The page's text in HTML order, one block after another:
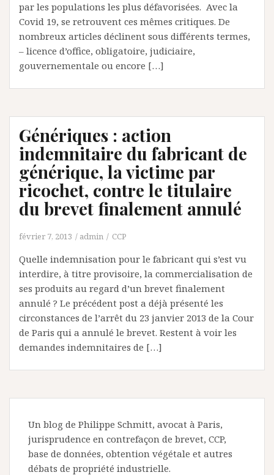
par les populations les plus défavorisées. Avec la
Covid 19, se retrouvent ces mêmes critiques. De
nombreux articles déclinent sous différents termes,
– licence d’office, obligatoire, judiciaire,
gouvernementale ou encore […]
Génériques : action
indemnitaire du fabricant de
générique, la victime par
ricochet, contre le titulaire
du brevet finalement annulé
février 7, 2013 admin CCP
Quelle indemnisation pour le fabricant qui s’est vu
interdire, à titre provisoire, la commercialisation de
ses produits au regard d’un brevet finalement
annulé ? Le précédent post a déjà présenté les
circonstances de l’arrêt du 23 janvier 2013 de la Cour
de Paris qui a annulé le brevet. Restent à voir les
demandes indemnitaires de […]
Un blog de Philippe Schmitt, avocat à Paris,
jurisprudence en contrefaçon de brevet, CCP,
base de données, obtention végétale et autres
débats de propriété industrielle.